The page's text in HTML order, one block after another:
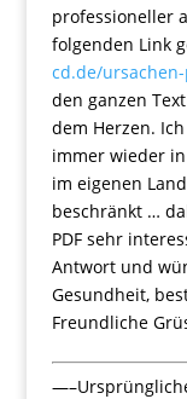
professioneller
folgenden Link
cd.de/
den ganzen
dem Herzen.
immer wieder
im eigenen
beschränkt …
PDF sehr
Antwort und
Gesundheit,
Freundliche